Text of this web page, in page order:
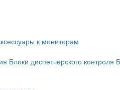
к мониторам
Блоки диспетчерского контроля